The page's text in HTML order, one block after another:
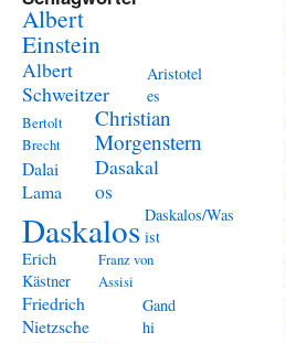
Albert
Einstein
Albert
Schweitzer
Aristotel
es
Bertolt
Brecht
Christian
Morgenstern
Dalai
Lama
Dasakal
os
Daskalos Daskalos/Was
ist
Erich
Kästner
Franz von
Assisi
Friedrich
Nietzsche
Gand
hi